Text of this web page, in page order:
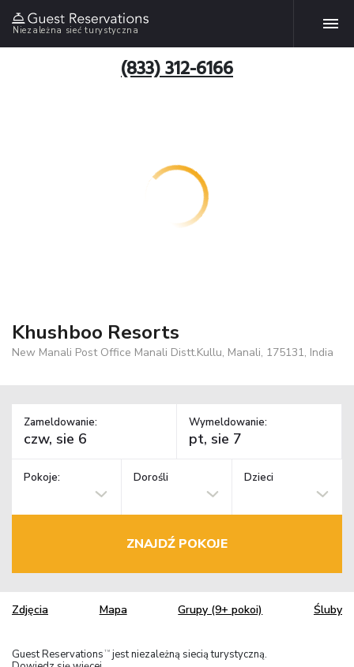
Niezależna sieć turystyczna
(833) 312-6166
Khushboo Resorts
New Manali Post Office Manali Distt.Kullu, Manali, 175131, India
Zameldowanie: Wymeldowanie:
Pokoje: Dorośli Dzieci
ZNAJDŹ POKOJE
Zdjęcia Mapa Grupy (9+ pokoi) Śluby
Guest Reservations TM jest niezależną siecią turystyczną.